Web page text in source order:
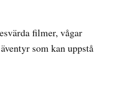
filmer, vågar
som kan uppstå